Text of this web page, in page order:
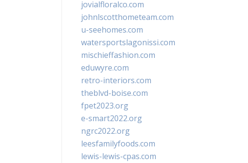
jovialfloralco.com
johnlscotthometeam.com
u-seehomes.com
watersportslagonissi.com
mischieffashion.com
eduwyre.com
retro-interiors.com
theblvd-boise.com
fpet2023.org
e-smart2022.org
ngrc2022.org
leesfamilyfoods.com
lewis-lewis-cpas.com